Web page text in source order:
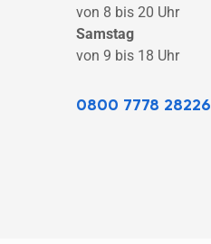
von 8 bis 20 Uhr
Samstag
von 9 bis 18 Uhr
0800 7778 28226